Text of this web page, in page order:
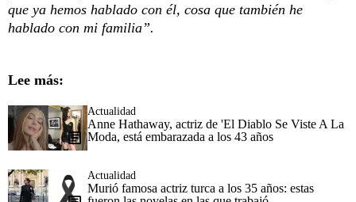
que ya hemos hablado con él, cosa que también he
hablado con mi familia”.
Lee más:
Actualidad
Anne Hathaway, actriz de 'El Diablo Se Viste A La
Moda, está embarazada a los 43 años
Actualidad
Murió famosa actriz turca a los 35 años: estas